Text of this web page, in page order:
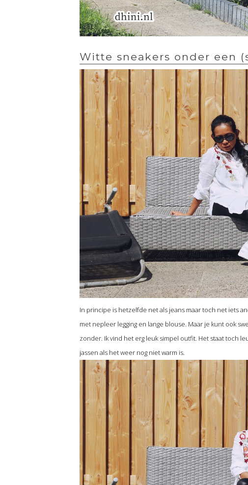
Witte sneakers onder een
In principe is hetzelfde net als jeans maar toch net iets
met nepleer legging en lange blouse. Maar je kunt ook
zonder. Ik vind het erg leuk simpel outfit. Het staat toch
jassen als het weer nog niet warm is.